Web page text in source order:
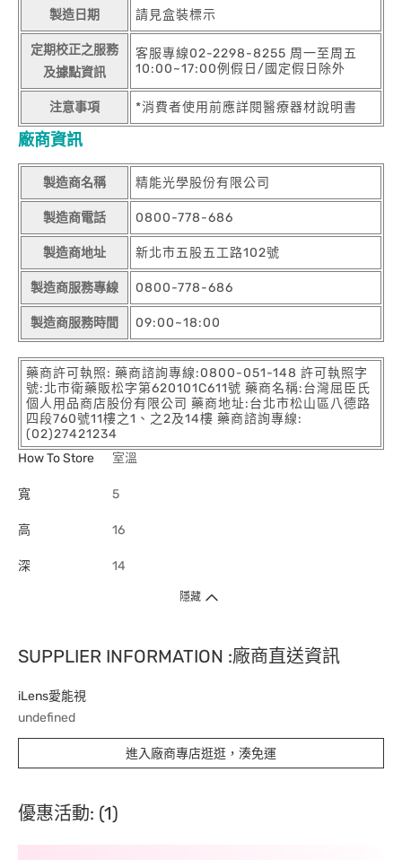
製造日期 請見盒裝標示
定期校正之服務
及據點資訊
客服專線02-2298-8255 周一至周五
10:00~17:00例假日/國定假日除外
注意事項 *消費者使用前應詳閱醫療器材說明書
廠商資訊
製造商名稱 精能光學股份有限公司
製造商電話 0800-778-686
製造商地址 新北市五股五工路102號
製造商服務專線 0800-778-686
製造商服務時間 09:00~18:00
藥商許可執照: 藥商諮詢專線:0800-051-148 許可執照字
號:北市衛藥販松字第620101C611號 藥商名稱:台灣屈臣氏
個人用品商店股份有限公司 藥商地址:台北市松山區八德路
四段760號11樓之1、之2及14樓 藥商諮詢專線:
(02)27421234
How To Store
室溫
寬 5
高 16
深 14
隱藏
SUPPLIER INFORMATION :廠商直送資訊
iLens愛能視
undefined
進入廠商專店逛逛，湊免運
優惠活動: (1)